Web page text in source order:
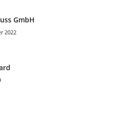
GmbH
2022